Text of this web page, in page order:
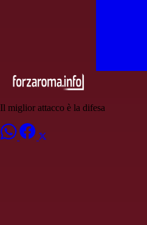
Il miglior attacco è la difesa